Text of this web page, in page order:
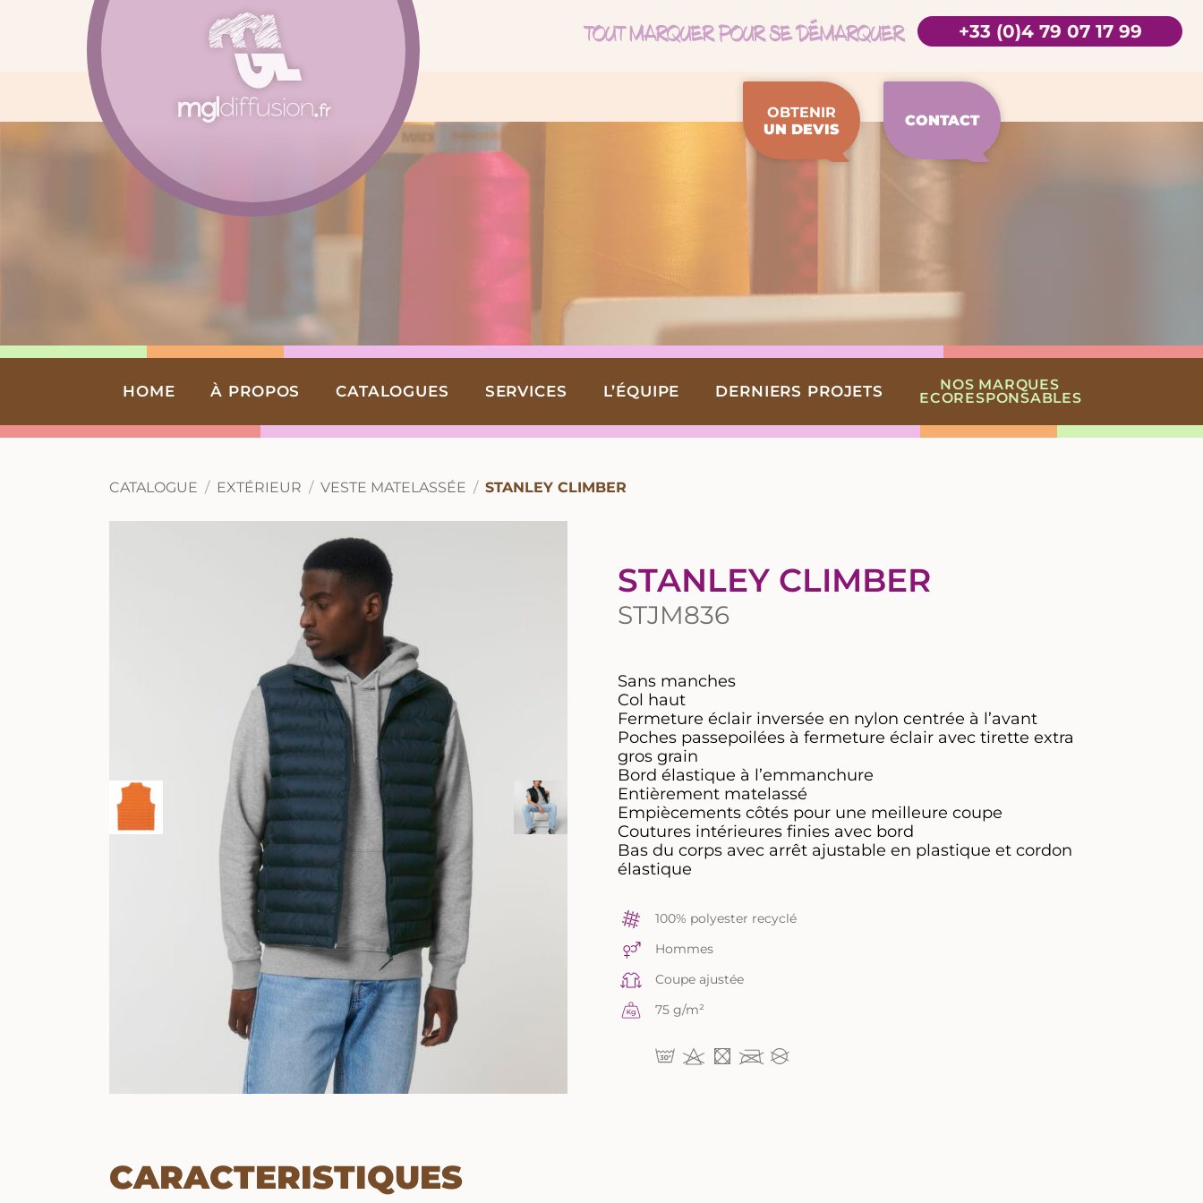
+33 (0)4 79 07 17 99
OBTENIR
UN DEVIS
CONTACT
HOME À PROPOS CATALOGUES SERVICES L’ÉQUIPE DERNIERS PROJETS NOS MARQUES
ECORESPONSABLES
CATALOGUE EXTÉRIEUR VESTE MATELASSÉE STANLEY CLIMBER
STANLEY CLIMBER
STJM836
Sans manches
Col haut
Fermeture éclair inversée en nylon centrée à l’avant
Poches passepoilées à fermeture éclair avec tirette extra
gros grain
Bord élastique à l’emmanchure
Entièrement matelassé
Empiècements côtés pour une meilleure coupe
Coutures intérieures finies avec bord
Bas du corps avec arrêt ajustable en plastique et cordon
élastique
100% polyester recyclé
Hommes
Coupe ajustée
75 g/m²
CARACTERISTIQUES